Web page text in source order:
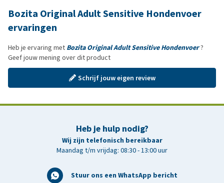
Bozita Original Adult Sensitive Hondenvoer
ervaringen
Heb je ervaring met Bozita Original Adult Sensitive Hondenvoer?
Geef jouw mening over dit product
Schrijf jouw eigen review
Heb je hulp nodig?
Wij zijn telefonisch bereikbaar
Maandag t/m vrijdag: 08:30 - 13:00 uur
Stuur ons een WhatsApp bericht